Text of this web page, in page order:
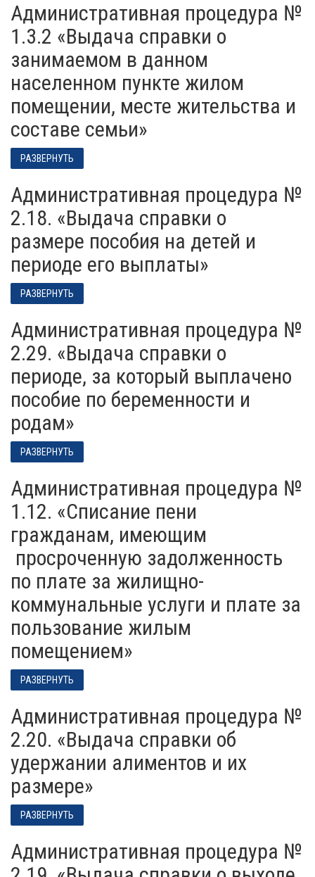
Административная процедура №
1.3.2 «Выдача справки о
занимаемом в данном
населенном пункте жилом
помещении, месте жительства и
составе семьи»
РАЗВЕРНУТЬ
Административная процедура №
2.18. «Выдача справки о
размере пособия на детей и
периоде его выплаты»
РАЗВЕРНУТЬ
Административная процедура №
2.29. «Выдача справки о
периоде, за который выплачено
пособие по беременности и
родам»
РАЗВЕРНУТЬ
Административная процедура №
1.12. «Списание пени
гражданам, имеющим
просроченную задолженность
по плате за жилищно-
коммунальные услуги и плате за
пользование жилым
помещением»
РАЗВЕРНУТЬ
Административная процедура №
2.20. «Выдача справки об
удержании алиментов и их
размере»
РАЗВЕРНУТЬ
Административная процедура №